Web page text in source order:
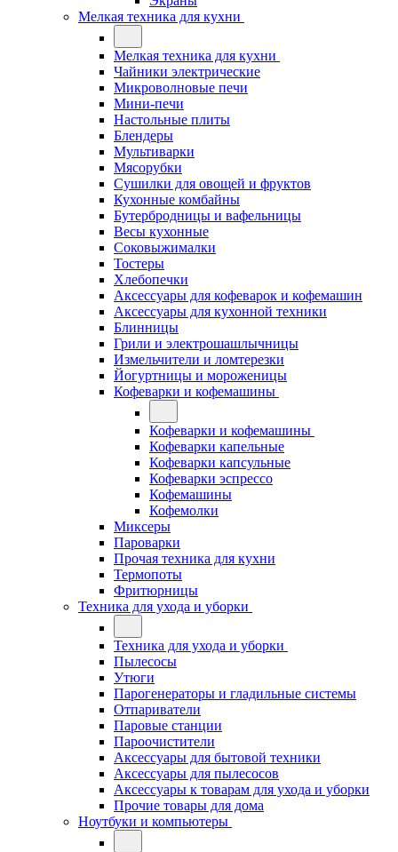
Мелкая техника для кухни
Мелкая техника для кухни
Чайники электрические
Микроволновые печи
Мини-печи
Настольные плиты
Блендеры
Мультиварки
Мясорубки
Сушилки для овощей и фруктов
Кухонные комбайны
Бутербродницы и вафельницы
Весы кухонные
Соковыжималки
Тостеры
Хлебопечки
Аксессуары для кофеварок и кофемашин
Аксессуары для кухонной техники
Блинницы
Грили и электрошашлычницы
Измельчители и ломтерезки
Йогуртницы и мороженицы
Кофеварки и кофемашины
Кофеварки и кофемашины
Кофеварки капельные
Кофеварки капсульные
Кофеварки эспрессо
Кофемашины
Кофемолки
Миксеры
Пароварки
Прочая техника для кухни
Термопоты
Фритюрницы
Техника для ухода и уборки
Техника для ухода и уборки
Пылесосы
Утюги
Парогенераторы и гладильные системы
Отпариватели
Паровые станции
Пароочистители
Аксессуары для бытовой техники
Аксессуары для пылесосов
Аксессуары к товарам для ухода и уборки
Прочие товары для дома
Ноутбуки и компьютеры